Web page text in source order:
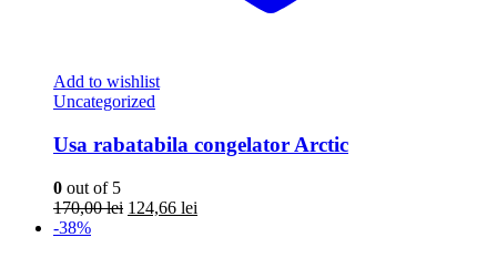
Add to wishlist
Uncategorized
Usa rabatabila congelator Arctic
0 out of 5
170,00lei Prețul
124,66 lei
-38%